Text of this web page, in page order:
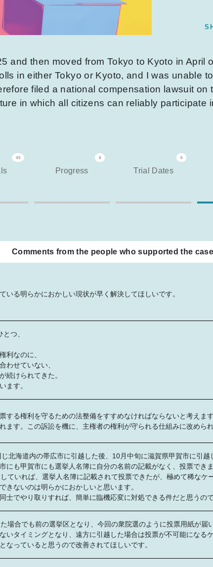
and then moved from Tokyo to Kyoto in April
in either Tokyo or Kyoto, and I was unable
filed a national compensation lawsuit on
in which all citizens can reliably participate
45 8
Progress
6
Trial Dates
Comments from the people who supported the case
いる明らかにおかしい現状が早く解決してほしいです。
つ、
利なのに、
わせていない、
続けられてきた。
ます。
する権利を守るための法整備をすすめなければならないと考えま
ます。この訴訟を機に、主権者の権利が守られる仕組みに改めら
北海道内の帯広市に引越した後、10月中旬に滋賀県甲賀市に引
にも甲賀市にも選挙人名簿に自分の名前の記載がなく、投票でき
ていれば、選挙人名簿に記載されて投票できたが、極めて稀なケ
きないのは明らかにおかしいと思います。
士でやり取りすれば、簡単に臨機応変に対処できる件だと思うの
場合でも前の選挙区となり、今回の衆院選のように投票用紙が届
いタイミングとなり、遠方に引越した場合は投票が不可能になる
なっていると思うので改善されてほしいです。